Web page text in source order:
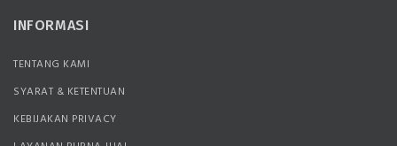
INFORMASI
TENTANG KAMI
SYARAT & KETENTUAN
KEBIJAKAN PRIVACY